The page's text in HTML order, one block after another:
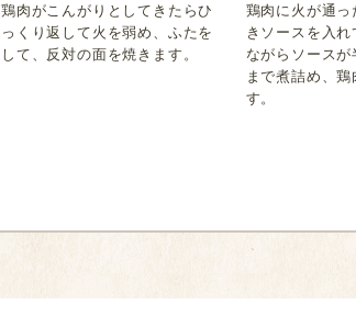
鶏肉がこんがりとしてきたらひ
っくり返して火を弱め、ふたを
して、反対の面を焼きます。
鶏肉に火が通
きソースを入
ながらソース
まで煮詰め、鶏
す。